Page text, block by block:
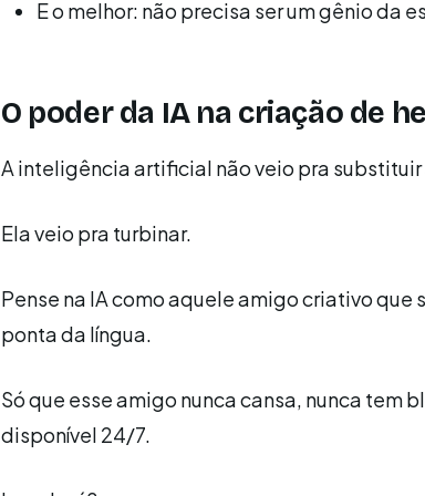
E o melhor: não precisa ser um gênio da
O poder da IA na criação de
A inteligência artificial não veio pra
Ela veio pra turbinar.
Pense na IA como aquele amigo criativo que
ponta da língua.
Só que esse amigo nunca cansa, nunca tem
disponível 24/7.